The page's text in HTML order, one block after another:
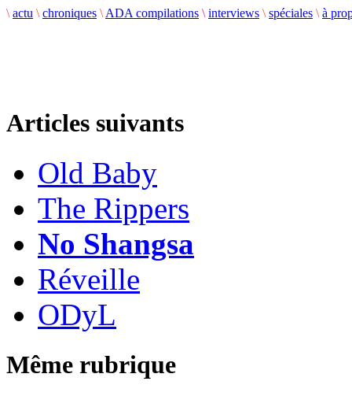
\ actu \ chroniques \ ADA compilations \ interviews \ spéciales \ à
Articles suivants
Old Baby
The Rippers
No Shangsa
Réveille
ODyL
Même rubrique